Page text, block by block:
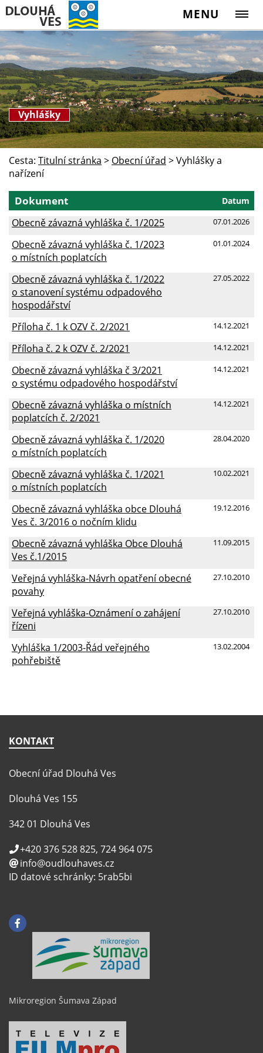
MENU
Vyhlášky
Cesta: Titulní stránka > Obecní úřad >Vyhlášky a
nařízení
Datum
Dokument
07.01.2026
Obecně závazná vyhláška č. 1/2025
01.01.2024
Obecně závazná vyhláška č. 1/2023
o místních poplatcích
27.05.2022
Obecně závazná vyhláška č. 1/2022
o stanovení systému odpadového
hospodářství
14.12.2021
Příloha č. 1 k OZV č. 2/2021
14.12.2021
Příloha č. 2 k OZV č. 2/2021
14.12.2021
Obecně závazná vyhláška č 3/2021
o systému odpadového hospodářství
14.12.2021
Obecně závazná vyhláška o místních
poplatcích č. 2/2021
28.04.2020
Obecně závazná vyhláška č. 1/2020
o místních poplatcích
10.02.2021
Obecně závazná vyhláška č. 1/2021
o místních poplatcích
19.12.2016
Obecně závazná vyhláška obce Dlouhá
Ves č. 3/2016 o nočním klidu
11.09.2015
Obecně závazná vyhláška Obce Dlouhá
Ves č.1/2015
27.10.2010
Veřejná vyhláška-Návrh opatření obecné
povahy
27.10.2010
Veřejná vyhláška-Oznámení o zahájení
řízeni
13.02.2004
Vyhláška 1/2003-Řád veřejného
pohřebiště
KONTAKT
Obecní úřad Dlouhá Ves
Dlouhá Ves 155
342 01 Dlouhá Ves
+420 376 528 825, 724 964 075
info@oudlouhaves.cz
ID datové schránky: 5rab5bi
Mikroregion Šumava Západ